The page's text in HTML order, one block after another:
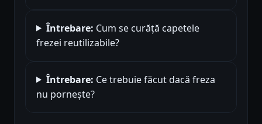
Întrebare: Cum se curăță capetele
frezei reutilizabile?
Întrebare: Ce trebuie făcut dacă freza
nu pornește?